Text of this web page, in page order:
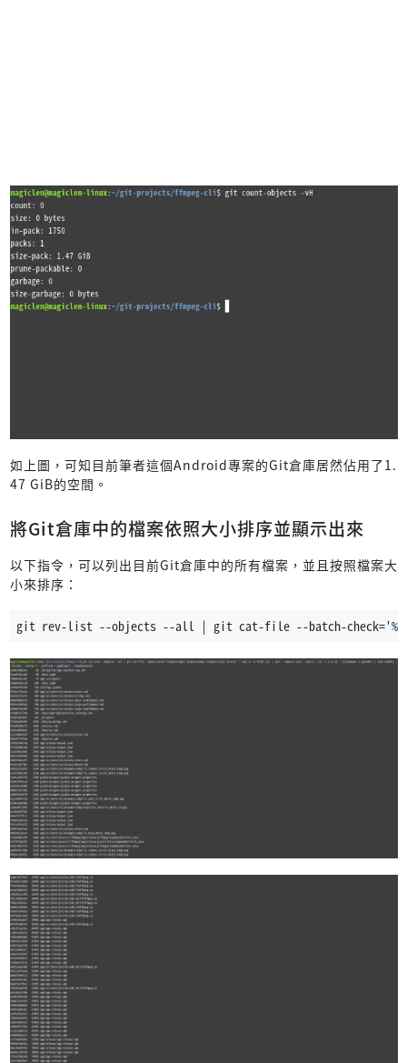
如上圖，可知目前筆者這個Android專案的Git倉庫居然佔用了1.
47 GiB的空間。
將Git倉庫中的檔案依照大小排序並顯示出來
以下指令，可以列出目前Git倉庫中的所有檔案，並且按照檔案大
小來排序：
git rev-list --objects --all | git cat-file --batch-check=